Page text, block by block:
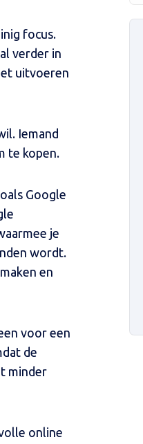
focus.
verder in
uitvoeren
Iemand
te kopen.
Google
je
wordt.
en
voor een
de
minder
online